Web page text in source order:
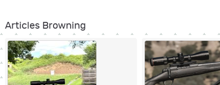
Articles Browning